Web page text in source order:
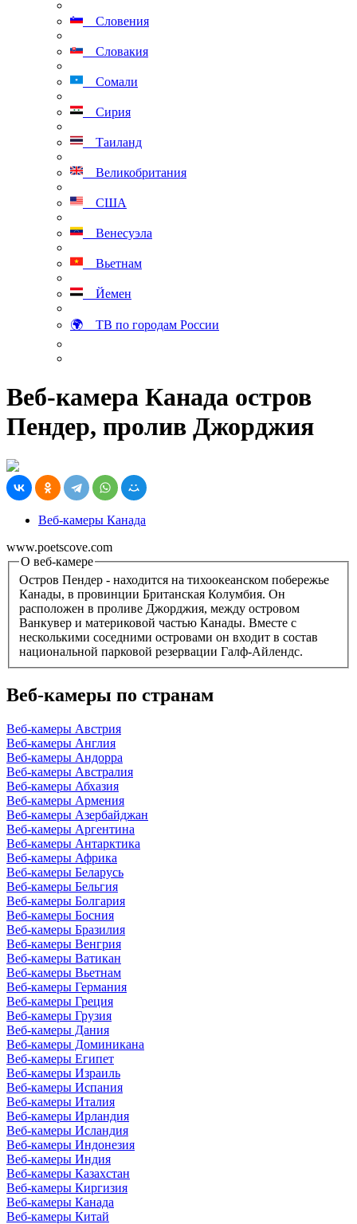
Словения
Словакия
Сомали
Сирия
Таиланд
Великобритания
США
Венесуэла
Вьетнам
Йемен
🌍 ТВ по городам России
Веб-камера Канада остров
Пендер, пролив Джорджия
Веб-камеры Канада
www.poetscove.com
О веб-камере
Остров Пендер - находится на тихоокеанском побережье
Канады, в провинции Британская Колумбия. Он
расположен в проливе Джорджия, между островом
Ванкувер и материковой частью Канады. Вместе с
несколькими соседними островами он входит в состав
национальной парковой резервации Галф-Айлендс.
Веб-камеры по странам
Веб-камеры Австрия
Веб-камеры Англия
Веб-камеры Андорра
Веб-камеры Австралия
Веб-камеры Абхазия
Веб-камеры Армения
Веб-камеры Азербайджан
Веб-камеры Аргентина
Веб-камеры Антарктика
Веб-камеры Африка
Веб-камеры Беларусь
Веб-камеры Бельгия
Веб-камеры Болгария
Веб-камеры Босния
Веб-камеры Бразилия
Веб-камеры Венгрия
Веб-камеры Ватикан
Веб-камеры Вьетнам
Веб-камеры Германия
Веб-камеры Греция
Веб-камеры Грузия
Веб-камеры Дания
Веб-камеры Доминикана
Веб-камеры Египет
Веб-камеры Израиль
Веб-камеры Испания
Веб-камеры Италия
Веб-камеры Ирландия
Веб-камеры Исландия
Веб-камеры Индонезия
Веб-камеры Индия
Веб-камеры Казахстан
Веб-камеры Киргизия
Веб-камеры Канада
Веб-камеры Китай